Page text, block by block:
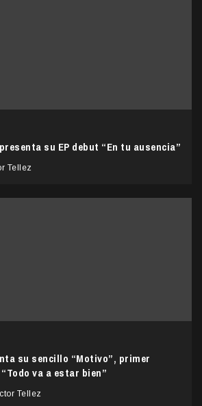
su EP debut “En tu ausencia”
Tellez
su sencillo “Motivo”, primer
va a estar bien”
Tellez